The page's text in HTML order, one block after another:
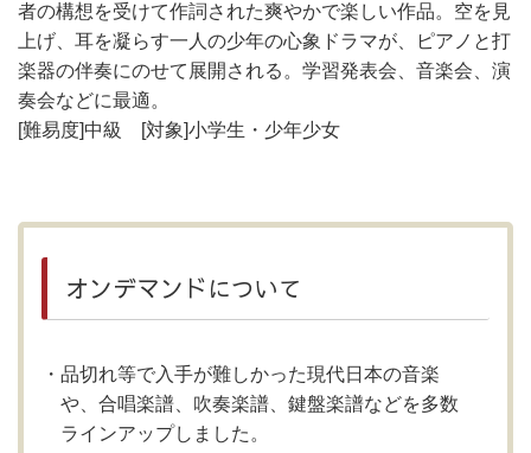
者の構想を受けて作詞された爽やかで楽しい作品。空を見
上げ、耳を凝らす一人の少年の心象ドラマが、ピアノと打
楽器の伴奏にのせて展開される。学習発表会、音楽会、演
奏会などに最適。
[難易度]中級 [対象]小学生・少年少女
オンデマンドについて
品切れ等で入手が難しかった現代日本の音楽
や、合唱楽譜、吹奏楽譜、鍵盤楽譜などを多数
ラインアップしました。